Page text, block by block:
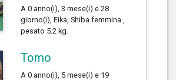
A 0 anno(i), 3 mese(i) e 28
giorno(i), Eika, Shiba femmina ,
pesato 5.2 kg.
Tomo
A 0 anno(i), 5 mese(i) e 19